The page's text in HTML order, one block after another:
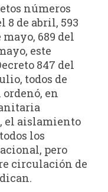
números
8 de abril, 593
mayo, 689 del
este
847 del
todos de
en
el aislamiento
los
pero
circulación de